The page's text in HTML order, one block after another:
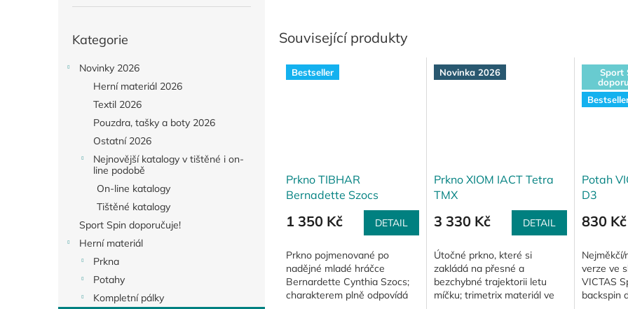
kategorie
Kategorie
Novinky 2026
Herní materiál 2026
Textil 2026
Pouzdra, tašky a boty 2026
Ostatní 2026
Nejnovější katalogy v tištěné i on-
line podobě
On-line katalogy
Tištěné katalogy
Sport Spin doporučuje!
Herní materiál
Prkna
Potahy
Kompletní pálky
Související produkty
Bestseller
Prkno TIBHAR
Bernadette Szocs
1 350 Kč DETAIL
Prkno pojmenované po
nadějné mladé hráčce
Bernardette Cynthia Szocs;
charakterem plně odpovídá
Novinka 2026
Prkno XIOM IACT Tetra
TMX
3 330 Kč DETAIL
Útočné prkno, které si
zakládá na přesné a
bezchybné trajektorii letu
míčku; trimetrix materiál ve
Sport
Potah
D3
830 Kč
verze ve
VICTAS
backspin